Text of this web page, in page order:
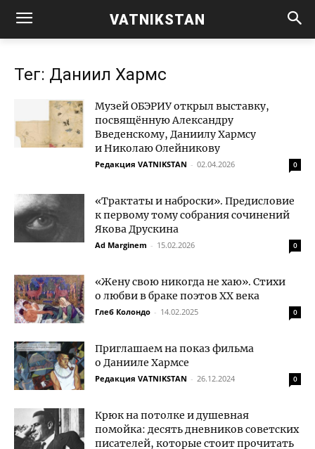
VATNIKSTAN
Тег: Даниил Хармс
Музей ОБЭРИУ открыл выставку,
посвящённую Александру
Введенскому, Даниилу Хармсу
и Николаю Олейникову
Редакция VATNIKSTAN - 02.04.2026 0
«Трактаты и наброски». Предисловие
к первому тому собрания сочинений
Якова Друскина
Ad Marginem - 15.02.2026 0
«Жену свою никогда не хаю». Стихи
о любви в браке поэтов XX века
Глеб Колондо - 14.02.2025 0
Приглашаем на показ фильма
о Данииле Хармсе
Редакция VATNIKSTAN - 26.12.2024 0
Крюк на потолке и душевная
помойка: десять дневников советских
писателей, которые стоит прочитать